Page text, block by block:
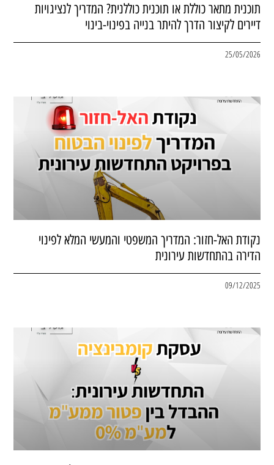
תוכנית מתאר כוללת או תוכנית כוללנית? המדריך לנציגויות
דיירים לקיצור הדרך להיתר בנייה בפינוי-בינוי
25/05/2026
נקודת האל-חזור: המדריך המשפטי והמעשי המלא לפינוי
הדירה בהתחדשות עירונית
09/12/2025